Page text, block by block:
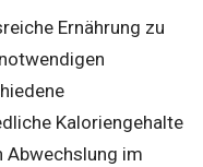
Ernährung zu
Kaloriengehalte
Abwechslung im